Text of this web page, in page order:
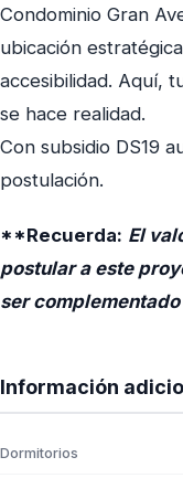
Condominio Gran
ubicación
accesibilidad. Aquí,
se hace realidad.
Con subsidio DS19
postulación.
**Recuerda: El
postular a este
ser
Información
Dormitorios